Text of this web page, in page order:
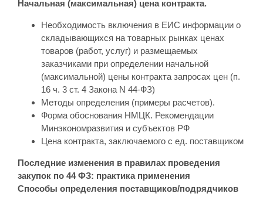
Начальная (максимальная) цена контракта.
Необходимость включения в ЕИС информации о
складывающихся на товарных рынках ценах
товаров (работ, услуг) и размещаемых
заказчиками при определении начальной
(максимальной) цены контракта запросах цен (п.
16 ч. 3 ст. 4 Закона N 44-ФЗ)
Методы определения (примеры расчетов).
Форма обоснования НМЦК. Рекомендации
Минэкономразвития и субъектов РФ
Цена контракта, заключаемого с ед. поставщиком
Последние изменения в правилах проведения
закупок по 44 ФЗ: практика применения
Способы определения поставщиков/подрядчиков